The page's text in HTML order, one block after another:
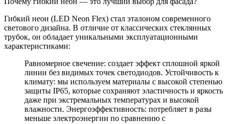
Гибкий неон (LED Neon Flex) стал эталоном современного
светового дизайна. В отличие от классических стеклянных
трубок, он обладает уникальными эксплуатационными
характеристиками:
Равномерное свечение: создает эффект сплошной яркой
линии без видимых точек светодиодов. Устойчивость к
климату: мы используем материалы с высокой степенью
защиты IP65, которые сохраняют эластичность и яркость
даже при экстремальных температурах и высокой
влажности. Энергоэффективность: потребляет в разы
меньше электроэнергии по сравнению с